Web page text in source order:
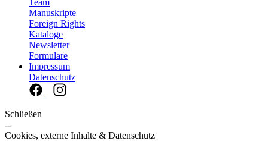
Manuskripte
Foreign Rights
Kataloge
Newsletter
Formulare
Impressum
Datenschutz
Schließen
--
Cookies, externe Inhalte & Datenschutz